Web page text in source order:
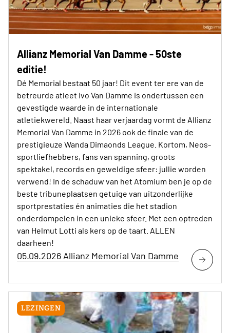
Allianz Memorial Van Damme - 50ste
editie!
Dé Memorial bestaat 50 jaar! Dit event ter ere van de
betreurde atleet Ivo Van Damme is ondertussen een
gevestigde waarde in de internationale
atletiekwereld. Naast haar verjaardag vormt de Allianz
Memorial Van Damme in 2026 ook de finale van de
prestigieuze Wanda Dimaonds League. Kortom, Neos-
sportliefhebbers, fans van spanning, groots
spektakel, records en geweldige sfeer: jullie worden
verwend! In de schaduw van het Atomium ben je op de
beste tribuneplaatsen getuige van uitzonderlijke
sportprestaties én animaties die het stadion
onderdompelen in een unieke sfeer. Met een optreden
van Helmut Lotti als kers op de taart. ALLEN
daarheen!
05.09.2026 Allianz Memorial Van Damme
LEZINGEN